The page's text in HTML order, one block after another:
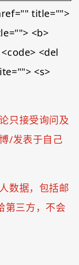
title="">
<b>
<del
<s>
只接受询问及
/发表于自己
数据，包括邮
第三方，不会